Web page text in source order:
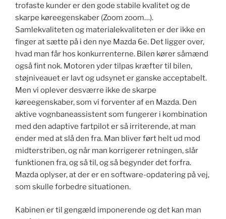
trofaste kunder er den gode stabile kvalitet og de
skarpe køreegenskaber (Zoom zoom…).
Samlekvaliteten og materialekvaliteten er der ikke en
finger at sætte på i den nye Mazda 6e. Det ligger over,
hvad man får hos konkurrenterne. Bilen kører såmænd
også fint nok. Motoren yder tilpas kræfter til bilen,
støjniveauet er lavt og udsynet er ganske acceptabelt.
Men vi oplever desværre ikke de skarpe
køreegenskaber, som vi forventer af en Mazda. Den
aktive vognbaneassistent som fungerer i kombination
med den adaptive fartpilot er så irriterende, at man
ender med at slå den fra. Man bliver ført helt ud mod
midterstriben, og når man korrigerer retningen, slår
funktionen fra, og så til, og så begynder det forfra.
Mazda oplyser, at der er en software-opdatering på vej,
som skulle forbedre situationen.
Kabinen er til gengæld imponerende og det kan man